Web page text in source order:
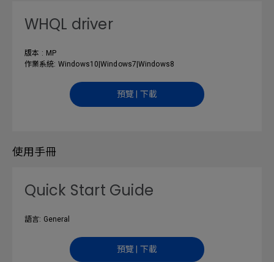
WHQL driver
版本 : MP
作業系統: Windows10|Windows7|Windows8
預覽 | 下載
使用手冊
Quick Start Guide
語言: General
預覽 | 下載